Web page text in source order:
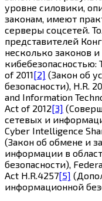
уровне силовики,
законам, имеют
серверы соцсетей.
представителей
несколько законов
кибебезопасностью:
of 2011[2] (Закон об
безопасности), H.R.
and Information
Act of 2012[3]
сетевых и
Cyber Intelligence
(Закон об обмене и
информации в
безопасности),
Act H.R.4257[5]
информационной